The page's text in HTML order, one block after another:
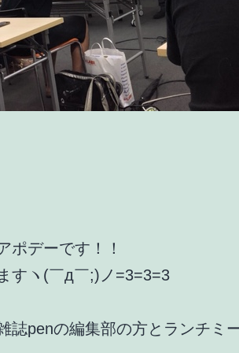
ポデーです！！
すヽ(￣д￣;)ノ=3=3=3
誌penの編集部の方とランチミ